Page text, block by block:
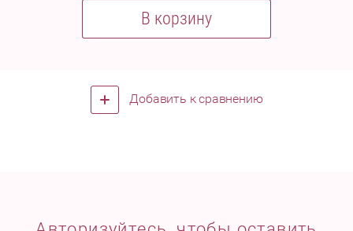
В корзину
Добавить к сравнению